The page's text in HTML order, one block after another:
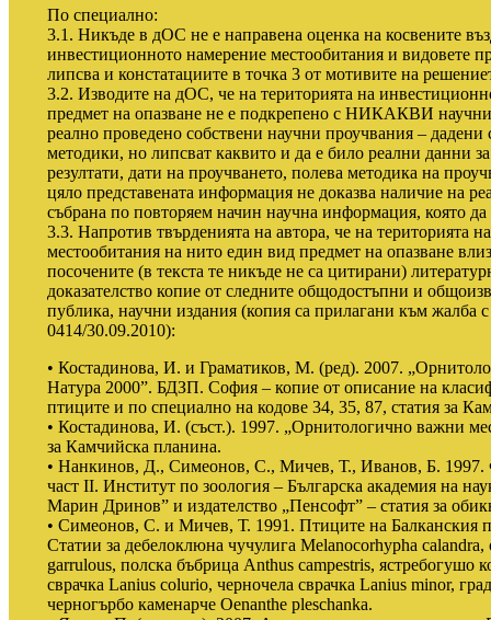
По специално:
3.1. Никъде в дОС не е направена оценка на косвените
инвестиционното намерение местообитания и видовете
липсва и констатациите в точка 3 от мотивите на
3.2. Изводите на дОС, че на територията на
предмет на опазване не е подкрепено с НИКАКВИ научни
реално проведено собствени научни проучвания –
методики, но липсват каквито и да е било реални данни
резултати, дати на проучването, полева методика на
цяло представената информация не доказва наличие на
събрана по повторяем начин научна информация, която
3.3. Напротив твърденията на автора, че на територията
местообитания на нито един вид предмет на опазване
посочените (в текста те никъде не са цитирани)
доказателство копие от следните общодостъпни и
публика, научни издания (копия са прилагани към жалба
0414/30.09.2010):
• Костадинова, И. и Граматиков, М. (ред). 2007.
Натура 2000”. БДЗП. София – копие от описание на
птиците и по специално на кодове 34, 35, 87, статия за
• Костадинова, И. (съст.). 1997. „Орнитологично важни
за Камчийска планина.
• Нанкинов, Д., Симеонов, С., Мичев, Т., Иванов, Б. 1997.
част II. Институт по зоология – Българска академия на
Марин Дринов” и издателство „Пенсофт” – статия за
• Симеонов, С. и Мичев, Т. 1991. Птиците на Балканския
Статии за дебелоклюна чучулига Melanocorhypha
garrulous, полска бъбрица Anthus campestris, ястребогушо
сврачка Lanius colurio, черночела сврачка Lanius minor,
черногърбо каменарче Oenanthe pleschanka.